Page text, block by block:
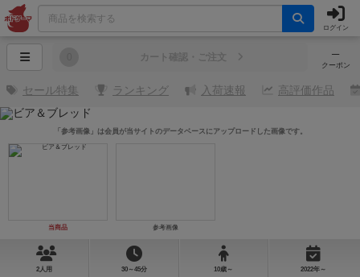
ログイン
─
クーポン
カート確認・ご注文
セール特集 ランキング 入荷速報 高評価作品
当商品 参考画像
「参考画像」は会員が当サイトのデータベースにアップロードした画像です。
2人用 30～45分 10歳～ 2022年～